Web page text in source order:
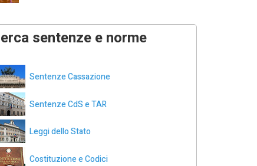
sentenze e norme
Sentenze Cassazione
Sentenze CdS e TAR
Leggi dello Stato
Costituzione e Codici